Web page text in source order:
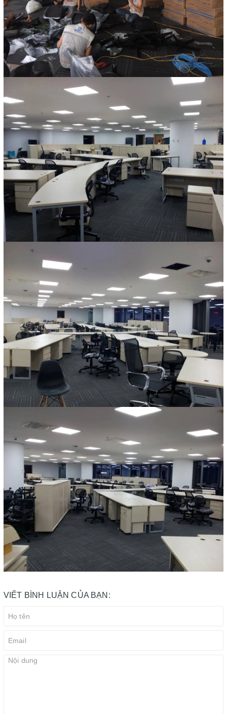
VIẾT BÌNH LUẬN CỦA BẠN: